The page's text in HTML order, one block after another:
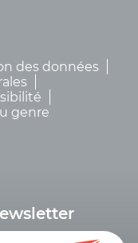
des données
genre